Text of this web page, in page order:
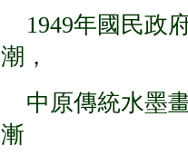
1949年國民政
潮，
中原傳統水墨
漸